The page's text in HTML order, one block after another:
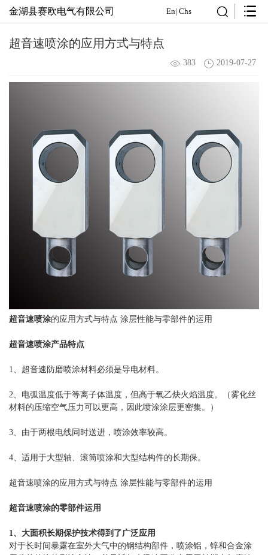
金湖县赛欧电气有限公司 En| Chs
超音速喷涂的应用方式与特点
383 2019-07-27
超音速喷涂的应用方式与特点 涂层性能与零部件的运用
超音速喷涂产品特点
1、超音速防磨喷涂材料必须是导电材料。
2、电弧温度低于等离子体温度，但高于氧乙炔火焰温度。（雾化丝
材料的压缩空气压力可以更高，因此喷涂涂层更密集。）
3、由于两根电线同时送进，喷涂效率较高。
4、适用于大型轴、滚筒喷涂和大型结构件的长期保。
超音速喷涂的应用方式与特点 涂层性能与零部件的运用
超音速喷涂的零部件运用
1、大面积长期保护技术得到了广泛应用
对于长时间暴露在室外大气中的钢结构部件，喷涂铝，锌和合金涂